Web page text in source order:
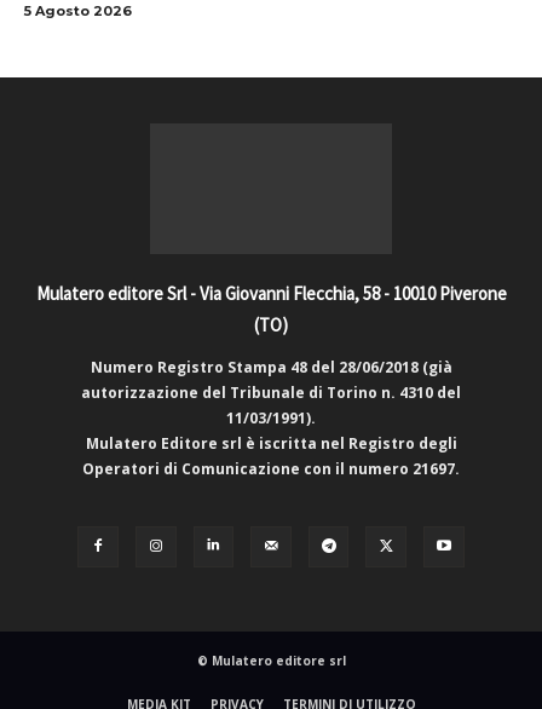
5 Agosto 2026
Mulatero editore Srl - Via Giovanni Flecchia, 58 - 10010 Piverone
(TO)
Numero Registro Stampa 48 del 28/06/2018 (già
autorizzazione del Tribunale di Torino n. 4310 del
11/03/1991).
Mulatero Editore srl è iscritta nel Registro degli
Operatori di Comunicazione con il numero 21697.
© Mulatero editore srl
MEDIA KIT PRIVACY TERMINI DI UTILIZZO